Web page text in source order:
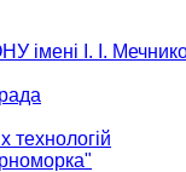
імені І. І.
технологій